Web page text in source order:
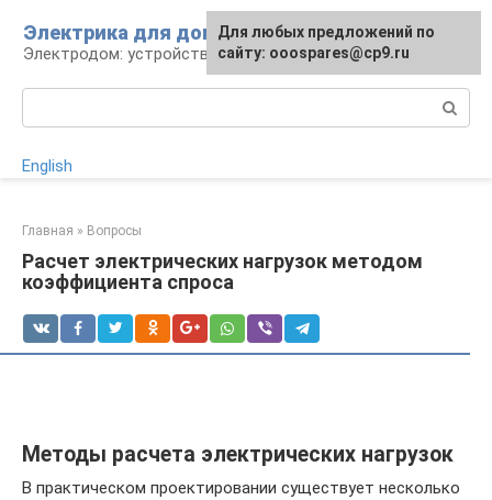
контенту
Электрика для дома
Электродом: устройства, кабели, ремонт
English
Главная » Вопросы
Расчет электрических нагрузок методом
коэффициента спроса
Методы расчета электрических нагрузок
В практическом проектировании существует несколько
Для любых предложений по
сайту: ooospares@cp9.ru